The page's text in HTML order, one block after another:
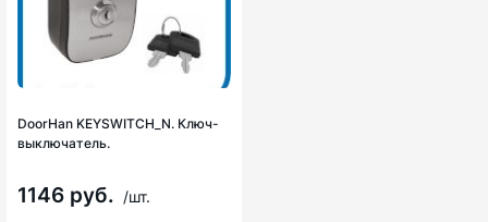
DoorHan KEYSWITCH_N. Ключ-
выключатель.
1146 руб. /шт.